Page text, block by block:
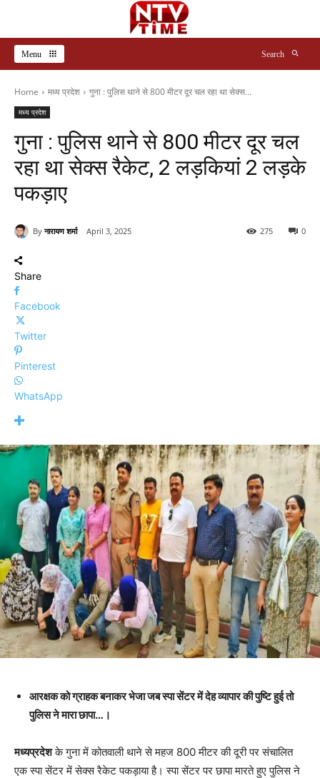
Menu Search
Home मध्य प्रदेश गुना : पुलिस थाने से 800 मीटर दूर चल रहा था सेक्स...
मध्य प्रदेश
गुना : पुलिस थाने से 800 मीटर दूर चल
रहा था सेक्स रैकेट, 2 लड़कियां 2 लड़के
पकड़ाए
By नारायण शर्मा April 3, 2025 0
275
Share
Facebook
Twitter
Pinterest
WhatsApp
आरक्षक को ग्राहक बनाकर भेजा जब स्पा सेंटर में देह व्यापार की पुष्टि हुई तो
पुलिस ने मारा छापा…।
मध्यप्रदेशके गुना में कोतवाली थाने से महज 800 मीटर की दूरी पर संचालित
एक स्पा सेंटर में सेक्स रैकेट पकड़ाया है। स्पा सेंटर पर छापा मारते हुए पुलिस ने